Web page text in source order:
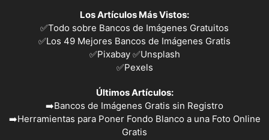
Los Artículos Más Vistos:
✅Todo sobre Bancos de Imágenes Gratuitos
✅Los 49 Mejores Bancos de Imágenes Gratis
✅Pixabay ✅Unsplash
✅Pexels
Últimos Artículos:
➡️Bancos de Imágenes Gratis sin Registro
➡️Herramientas para Poner Fondo Blanco a una Foto Online
Gratis